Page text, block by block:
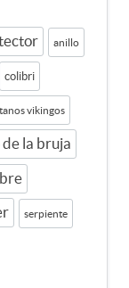
anillo
colibri
vikingos
de la bruja
serpiente